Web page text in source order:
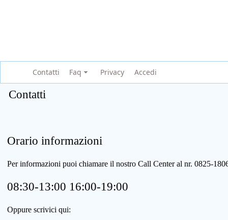
Contatti Faq Privacy Accedi
Contatti
Orario informazioni
Per informazioni puoi chiamare il nostro Call Center al nr. 0825-
08:30-13:00 16:00-19:00
Oppure scrivici qui: